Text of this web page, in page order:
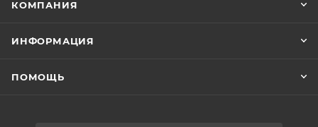
КОМПАНИЯ
ИНФОРМАЦИЯ
ПОМОЩЬ